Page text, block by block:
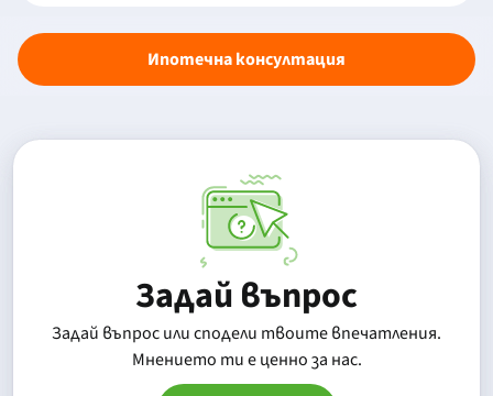
Ипотечна консултация
Задай въпрос
Задай въпрос или сподели твоите впечатления.
Mнението ти е ценно за нас.